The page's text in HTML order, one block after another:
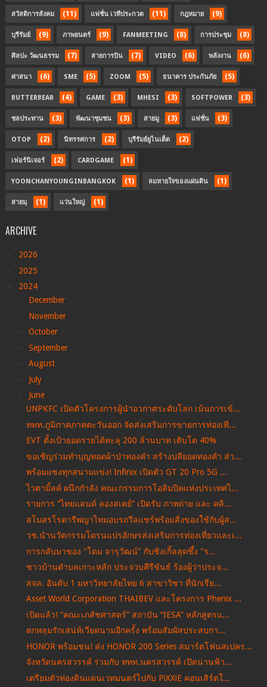
สวัสดิการสังคม (11) แฟชั่น เวทีประกวด (11) กฎหมาย (9)
บุรีรัมย์ (9) ภาพยนตร์ (9) FANMEETING (8) การประชุม (8)
ศิลปะ วัฒนธรรม (7) สายการบิน (7) VIDEO (6) พลังงาน (6)
ศาสนา (6) SME (5) ZOOM (5) ธนาคาร ประกันภัย (5)
BUTTERBEAR (4) GAME (3) MHESI (3) SOFTPOWER (3)
ชลประทาน (3) พัฒนาชุมชน (3) สายมู (3) แฟชั่น (3)
OTOP (2) นิทรรศการ (2) บุรีรัมย์ยูไนเต็ด (2)
เฟอร์นิเจอร์ (2) CARDGAME (1)
YOONCHANYOUNGINBANGKOK (1) ลมหายใจของแผ่นดิน (1)
สายมุ (1) แว่นใหญ่ (1)
ARCHIVE
2026
2025
2024
December
November
October
September
August
July
June
UNPKFC เปิดตัวโครงการผู้นำอวกาศระดับโลก เน้นการเข้...
ททท.ภูมิภาคภาคตะวันออก จัดส่งเสริมการขายการท่องเที...
EVT ตั้งเป้ายอดรายได้ทะลุ 200 ล้านบาท เติบโต 40%
ขอเชิญร่วมทำบุญทอดผ้าป่าทองคำ สร้างปลียอดทองคำ ส่ว...
พร้อมแซงทุกสนามแข่ง! Infinix เปิดตัว GT 20 Pro 5G ...
ไวตามิ้ลค์ ผนึกกำลัง คณะกรรมการโอลิมปิคแห่งประเทศไ...
รายการ “ไทยแลนด์ ลองสเตย์” เปิดรับ ภาพถ่าย และ คลิ...
สโมสรโรตารีพญาไทมอบรถวีลแชร์พร้อมสิ่งของใช้กับผู้ส...
วช.นำนวัตกรรมโดรนแปรอักษรส่งเสริมการท่องเที่ยวและเ...
การกลับมาของ "โดม จารุวัฒน์" กับซิงเกิ้ลสุดซึ้ง "ร...
ชาวบ้านตำบลเกาะหลัก ประจวบคีรีขันธ์ ร้องผู้ว่าประจ...
สจล. อันดับ 1 มหาวิทยาลัยไทย 6 สาขาวิชา ที่นักเรีย...
Asset World Corporation THAIBEV และโครงการ Phenix ...
เปิดแล้ว! “คณะเภสัชศาสตร์” สถาบัน “IESA” หลักสูตรแ...
ตกหลุมรักเสน่ห์เวียดนามอีกครั้ง พร้อมสัมผัสประสบกา...
HONOR พร้อมชน! ส่ง HONOR 200 Series สมาร์ตโฟนสเปคร...
จังหวัดนครสวรรค์ ร่วมกับ ททท.นครสวรรค์ เปิดน่านฟ้า...
เตรียมตัวท่องดินแดนเวทมนตร์ไปกับ PiXXiE คอนเสิร์ตใ...